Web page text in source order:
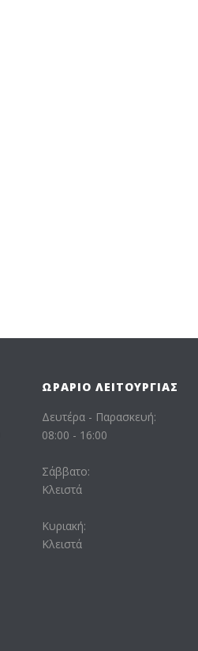
ΩΡΆΡΙΟ ΛΕΙΤΟΥΡΓΊΑΣ
Δευτέρα - Παρασκευή:
08:00 - 16:00
Σάββατο:
Κλειστά
Κυριακή:
Κλειστά